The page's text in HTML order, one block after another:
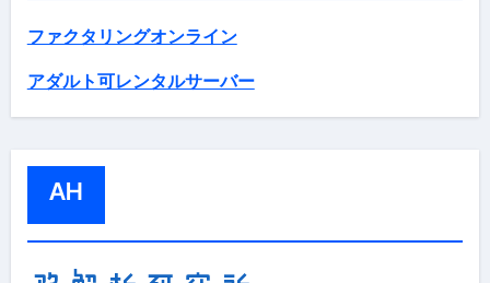
ファクタリングオンライン
アダルト可レンタルサーバー
AH